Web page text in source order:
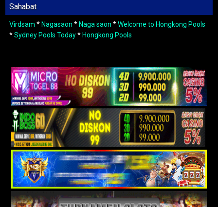
Sahabat
Virdsam * Nagasaon * Naga saon *Welcome to Hongkong Pools
*Sydney Pools Today* Hongkong Pools